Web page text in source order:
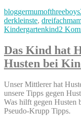
Autor
bloggermumofthreeboys
derkleinste,
Kindergartenkind2
Das Kind hat
Husten bei
Unser Mittlerer hat
unsere Tipps gegen
Was hilft gegen
Pseudo-Krupp Tipps.